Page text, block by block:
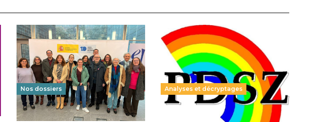
Nos dossiers
Éducation au vivre-ensemble :
Analyses et décryptages
Hongrie : du changement pour